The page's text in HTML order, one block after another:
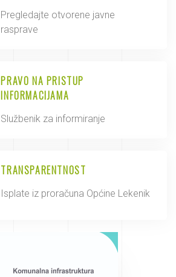
Pregledajte otvorene javne
rasprave
PRAVO NA PRISTUP
INFORMACIJAMA
Službenik za informiranje
TRANSPARENTNOST
Isplate iz proračuna Općine Lekenik